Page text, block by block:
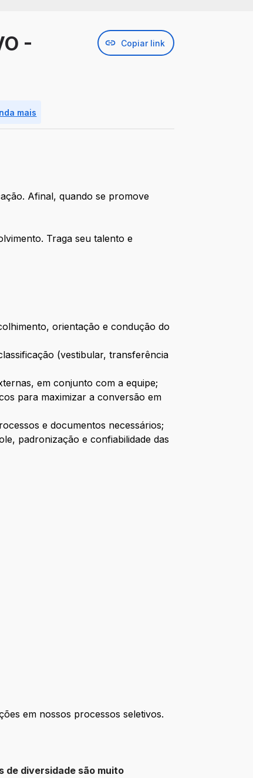
-
Copiar link
mais
Afinal, quando se promove
Traga seu talento e
orientação e condução do
(vestibular, transferência
em conjunto com a equipe;
para maximizar a conversão em
e documentos necessários;
padronização e confiabilidade das
em nossos processos seletivos.
de diversidade são muito